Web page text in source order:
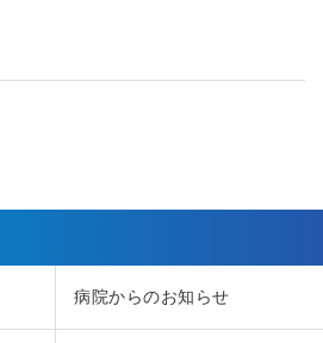
病院からのお知らせ